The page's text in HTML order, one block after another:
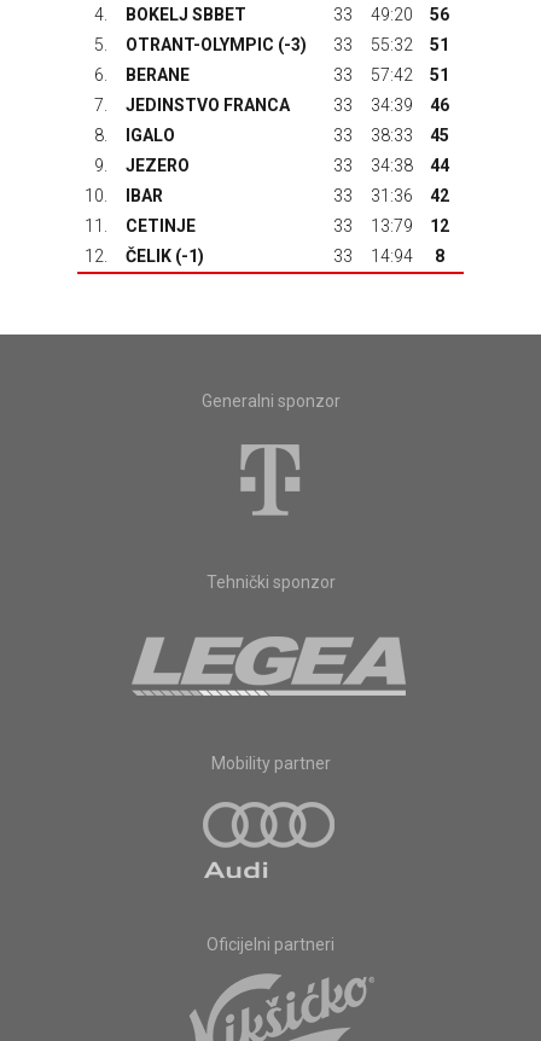
4.
BOKELJ SBBET 33 49:20
56
5.
OTRANT-OLYMPIC (-3) 33 55:32
51
6.
BERANE 33 57:42
51
7.
JEDINSTVO FRANCA 33 34:39
46
8.
IGALO 33 38:33
45
9.
JEZERO 33 34:38
44
10.
IBAR 33 31:36
42
11.
CETINJE 33 13:79
12
12.
ČELIK (-1) 33 14:94 8
Generalni sponzor
Tehnički sponzor
Mobility partner
Oficijelni partneri